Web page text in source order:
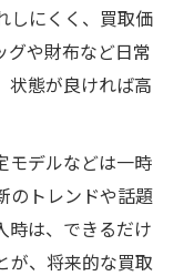
しにくく、買取価
グや財布など日常
状態が良ければ高
モデルなどは一時
のトレンドや話題
時は、できるだけ
が、将来的な買取